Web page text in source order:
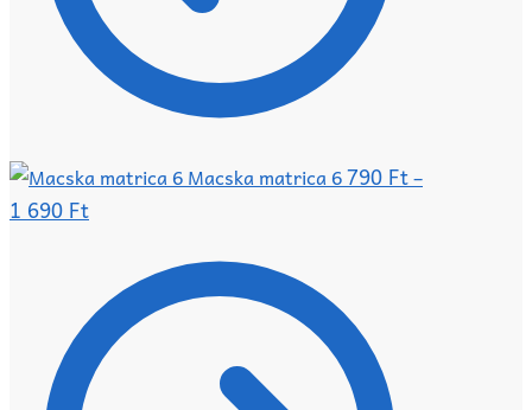
Macska matrica 6790 Ft–
1 690 Ft